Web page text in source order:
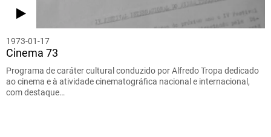
1973-01-17
Cinema 73
Programa de caráter cultural conduzido por Alfredo Tropa dedicado
ao cinema e à atividade cinematográfica nacional e internacional,
com destaque…